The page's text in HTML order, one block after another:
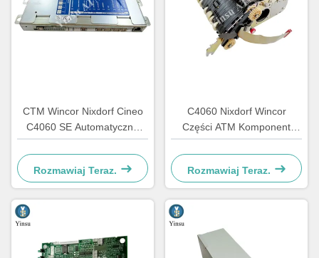
CTM Wincor Nixdorf Cineo
C4060 SE Automatyczne
części elektroniczne
specjalne 1750147868
Rozmawiaj Teraz.
C4060 Nixdorf Wincor
Części ATM Komponent
CRS ATS Centralizacja AU
Moduł 1750134478
Rozmawiaj Teraz.